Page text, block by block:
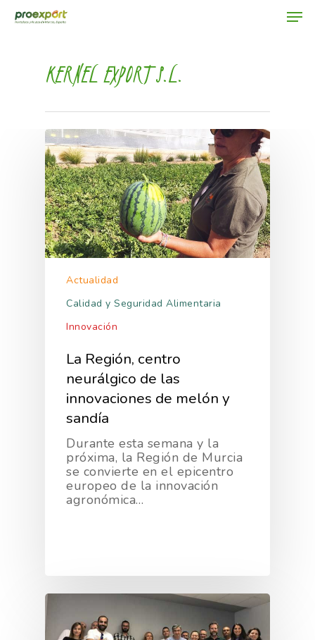
KERNEL EXPORT S.L.
Actualidad
Calidad y Seguridad Alimentaria
Innovación
La Región, centro
neurálgico de las
innovaciones de melón y
sandía
Durante esta semana y la
próxima, la Región de Murcia
se convierte en el epicentro
europeo de la innovación
agronómica…